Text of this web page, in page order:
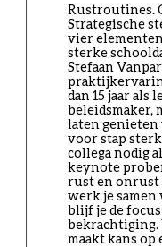
Rustroutines.
Strategische
vier
sterke
Stefaan
dan 15 jaar als
beleidsmaker,
laten genieten
voor stap
collega nodig
keynote
rust en onrust
werk je
blijf je de
bekrachtiging.
maakt kans op